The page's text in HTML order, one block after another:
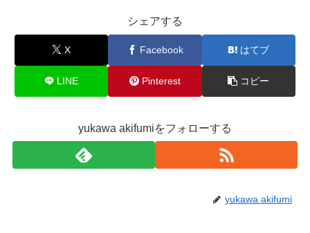
シェアする
X Facebook はてブ
LINE Pinterest コピー
yukawa akifumiをフォローする
yukawa akifumi